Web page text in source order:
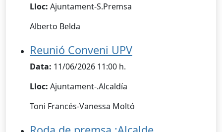
Lloc: Ajuntament-S.Premsa
Alberto Belda
Reunió Conveni UPV
Data: 11/06/2026 11:00 h.
Lloc: Ajuntament-.Alcaldía
Toni Francés-Vanessa Moltó